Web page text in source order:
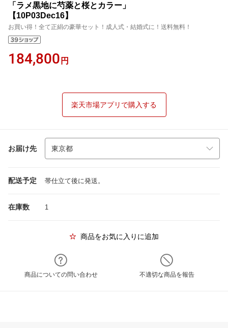
「ラメ黒地に芍薬と桜とカラー」
【10P03Dec16】
お買い得！全て正絹の豪華セット！成人式・結婚式に！送料無料！
184,800 円
楽天市場アプリで購入する
お届け先
配送予定 帯仕立て後に発送。
在庫数 1
商品をお気に入りに追加
商品についての問い合わせ 不適切な商品を報告